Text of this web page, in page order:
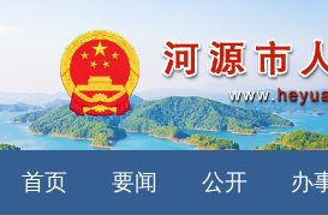
首页 要闻 公开 办